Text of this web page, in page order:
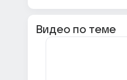
Видео по теме